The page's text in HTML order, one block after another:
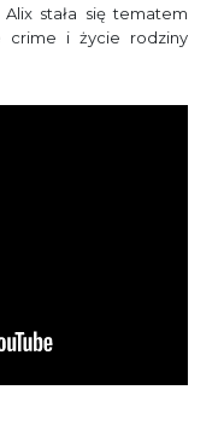
stała się tematem
crime i życie rodziny